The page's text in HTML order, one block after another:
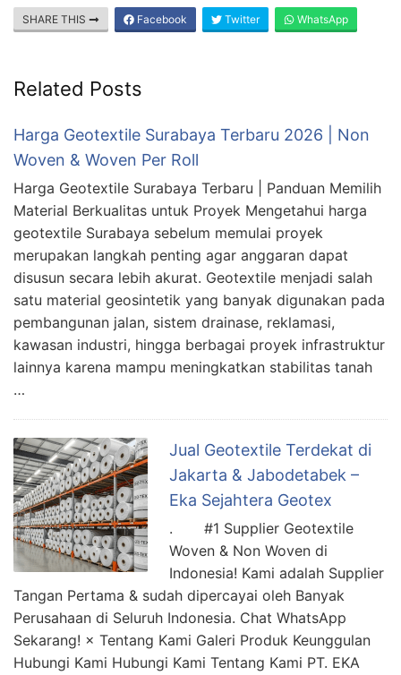
SHARE THIS Facebook Twitter WhatsApp
Related Posts
Harga Geotextile Surabaya Terbaru 2026 | Non
Woven & Woven Per Roll
Harga Geotextile Surabaya Terbaru | Panduan Memilih
Material Berkualitas untuk Proyek Mengetahui harga
geotextile Surabaya sebelum memulai proyek
merupakan langkah penting agar anggaran dapat
disusun secara lebih akurat. Geotextile menjadi salah
satu material geosintetik yang banyak digunakan pada
pembangunan jalan, sistem drainase, reklamasi,
kawasan industri, hingga berbagai proyek infrastruktur
lainnya karena mampu meningkatkan stabilitas tanah
…
Jual Geotextile Terdekat di
Jakarta & Jabodetabek –
Eka Sejahtera Geotex
. #1 Supplier Geotextile
Woven & Non Woven di
Indonesia! Kami adalah Supplier
Tangan Pertama & sudah dipercayai oleh Banyak
Perusahaan di Seluruh Indonesia. Chat WhatsApp
Sekarang! × Tentang Kami Galeri Produk Keunggulan
Hubungi Kami Hubungi Kami Tentang Kami PT. EKA